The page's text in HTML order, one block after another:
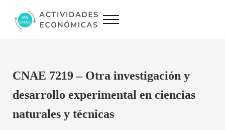
Actividades Económicas IAE CNAE
Menu
CNAE 7219 – Otra investigación y
desarrollo experimental en ciencias
naturales y técnicas